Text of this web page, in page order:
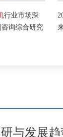
市场深
合研究
2024-
来发
与发展